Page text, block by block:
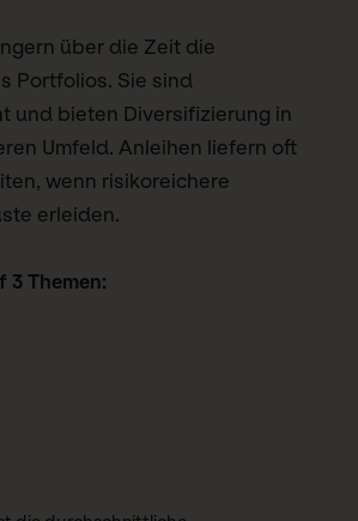
über die Zeit die
Portfolios. Sie sind
und bieten Diversifizierung in
Umfeld. Anleihen liefern oft
wenn risikoreichere
erleiden.
3 Themen: